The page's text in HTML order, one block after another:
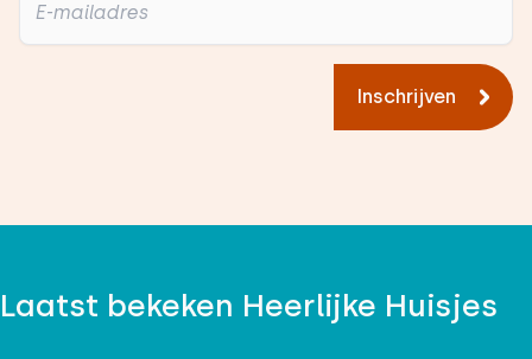
Inschrijven
Laatst bekeken Heerlijke Huisjes